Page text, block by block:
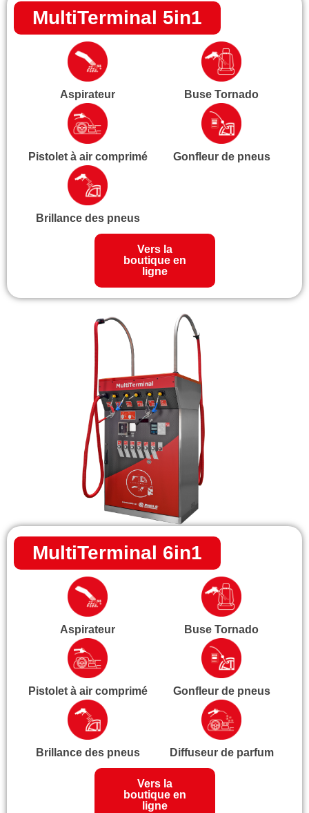
MultiTerminal 5in1
Aspirateur Buse Tornado
Pistolet à air comprimé Gonfleur de pneus
Brillance des pneus
Vers la
boutique en
ligne
MultiTerminal 6in1
Aspirateur Buse Tornado
Pistolet à air comprimé Gonfleur de pneus
Brillance des pneus Diffuseur de parfum
Vers la
boutique en
ligne